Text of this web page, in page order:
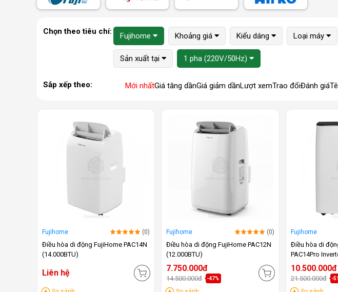
Chọn theo tiêu chí: Fujihome Khoảng giá Kiểu dáng Loại máy
Sản xuất tại 1 pha (220V/50Hz)
Sắp xếp theo: Mới nhấtGiá tăng dầnGiá giảm dầnLượt xemTrao đổiĐánh giá
Fujihome (0)
Điều hòa di động FujiHome PAC14N
(14.000BTU)
Liên hệ
Fujihome (0)
Điều hòa di động FujiHome PAC12N
(12.000BTU)
7.750.000đ
14.500.000đ -47%
Fujihome
Điều hòa di
PAC14Pro
10.500.000đ
21.500.000đ -